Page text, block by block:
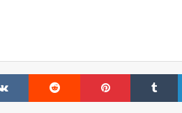
LinkedIn
Tumblr
Pinterest
Reddit